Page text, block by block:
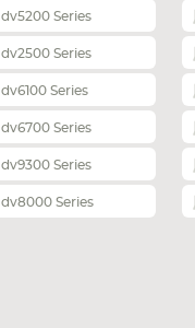
dv5200 Series
dv2500 Series
dv6100 Series
dv6700 Series
dv9300 Series
dv8000 Series